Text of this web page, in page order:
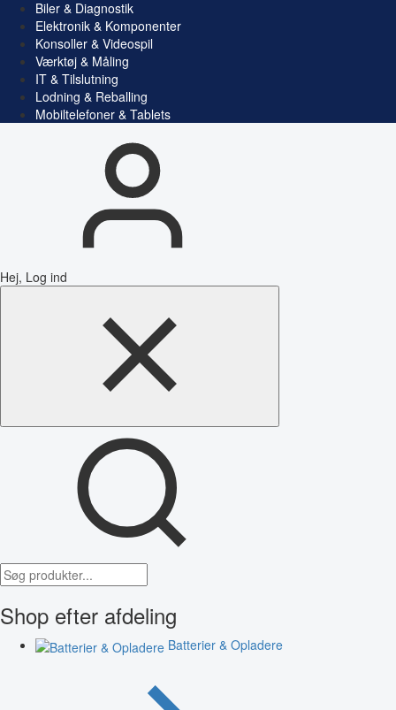
Biler & Diagnostik
Elektronik & Komponenter
Konsoller & Videospil
Værktøj & Måling
IT & Tilslutning
Lodning & Reballing
Mobiltelefoner & Tablets
Hej, Log ind
Shop efter afdeling
Batterier & Opladere